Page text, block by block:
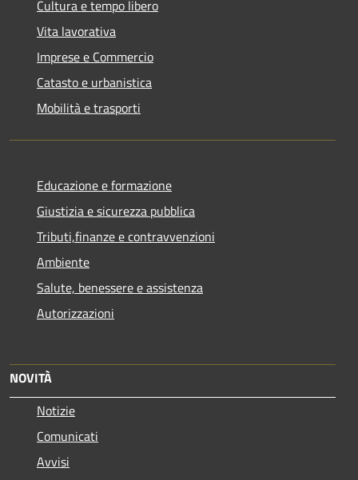
Cultura e tempo libero
Vita lavorativa
Imprese e Commercio
Catasto e urbanistica
Mobilità e trasporti
Educazione e formazione
Giustizia e sicurezza pubblica
Tributi,finanze e contravvenzioni
Ambiente
Salute, benessere e assistenza
Autorizzazioni
NOVITÀ
Notizie
Comunicati
Avvisi